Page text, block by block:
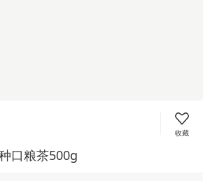
收藏
口粮茶500g